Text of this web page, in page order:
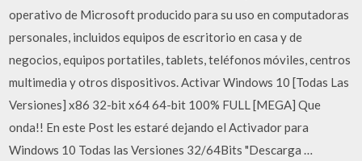
operativo de Microsoft producido para su uso en computadoras
personales, incluidos equipos de escritorio en casa y de
negocios, equipos portatiles, tablets, teléfonos móviles, centros
multimedia y otros dispositivos. Activar Windows 10 [Todas Las
Versiones] x86 32-bit x64 64-bit 100% FULL [MEGA] Que
onda!! En este Post les estaré dejando el Activador para
Windows 10 Todas las Versiones 32/64Bits "Descarga …